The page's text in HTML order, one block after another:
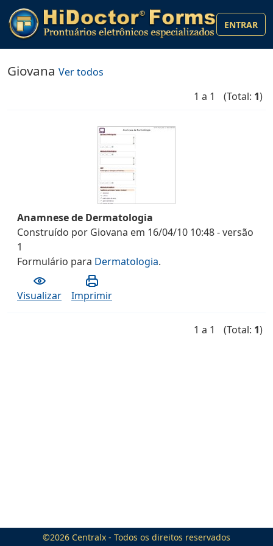
ENTRAR
Giovana Ver todos
1 a 1
(Total: 1)
Anamnese de Dermatologia
Construído por Giovana em 16/04/10 10:48- versão
1
Formulário para Dermatologia.
Visualizar Imprimir
1 a 1 (Total: 1)
©2026 Centralx - Todos os direitos reservados